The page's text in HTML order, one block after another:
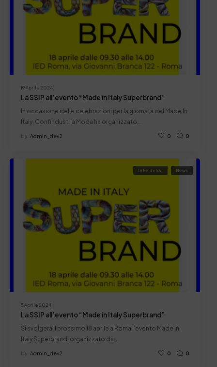
19 Aprile 2024
La SSIP all’evento “Made in Italy Superbrand”
In occasione delle celebrazioni per la giornata del Made In
Italy, Confindustria Moda ha organizzato…
by Admin_dev2 0 0
5 Aprile 2024
In Evidenza News
La SSIP all’evento “Made in Italy Superbrand”
Si svolgerà il prossimo 18 aprile a Roma l’evento Made in
Italy Superbrand, organizzato da…
by Admin_dev2 0 0